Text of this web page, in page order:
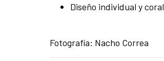
Diseño individual y coral
Fotografía: Nacho Correa